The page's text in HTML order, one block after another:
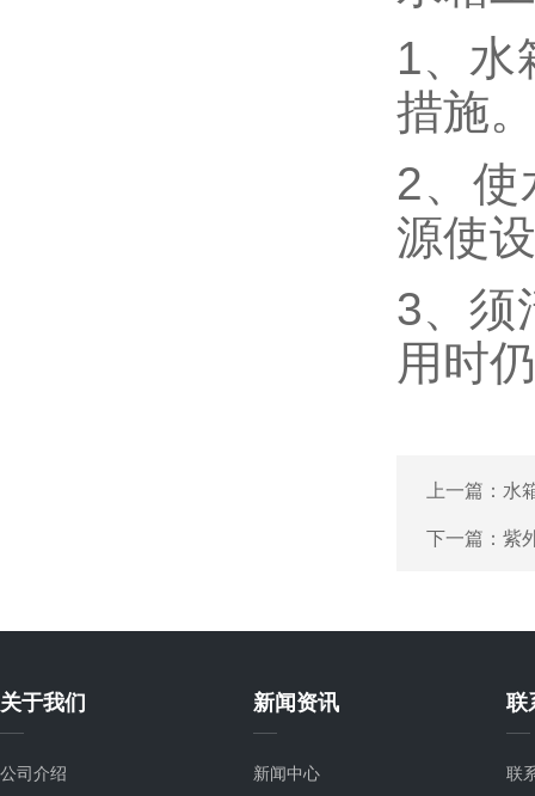
1、水
措施。
2、使
源使
3、须
用时
上一篇： 水
下一篇： 紫
关于我们
公司介绍
新闻资讯
新闻中心
联
联